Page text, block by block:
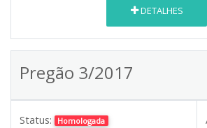
DETALHES
Pregão 3/2017
Status: Homologada